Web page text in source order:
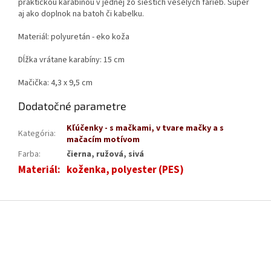
praktickou karabínou v jednej zo šiestich veselých farieb. Super
aj ako doplnok na batoh či kabelku.
Materiál: polyuretán - eko koža
Dĺžka vrátane karabíny: 15 cm
Mačička: 4,3 x 9,5 cm
Dodatočné parametre
Kategória:
Kľúčenky - s mačkami, v tvare mačky a s
mačacím motívom
Farba: čierna, ružová, sivá
Materiál: koženka, polyester (PES)